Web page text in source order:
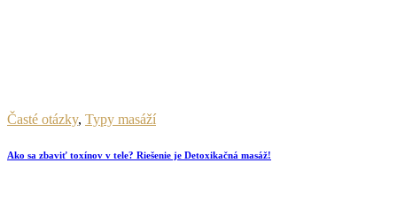
Časté otázky, Typy masáží
Ako sa zbaviť toxínov v tele? Riešenie je Detoxikačná masáž!